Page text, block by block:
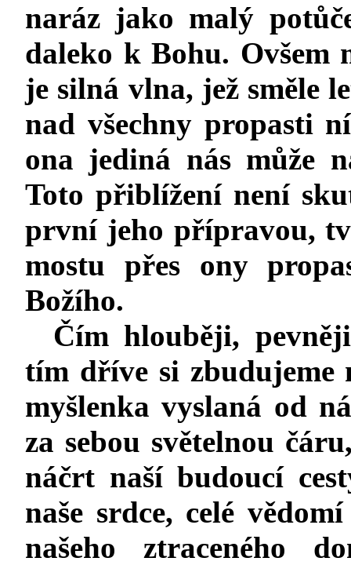
naráz jako malý
daleko k Bohu. Ovšem
je silná vlna, jež směle
nad všechny propasti
ona jediná nás může
Toto přiblížení není
první jeho přípravou,
mostu přes ony
Božího.
Čím hlouběji,
tím dříve si zbudujeme
myšlenka vyslaná od
za sebou světelnou
náčrt naší budoucí
naše srdce, celé
našeho ztraceného